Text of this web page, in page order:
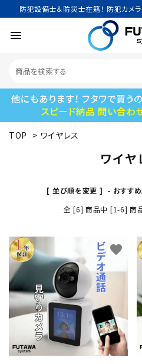
防犯設備士＆防災士在籍！ 防犯カメ
menu
ACCOUNT MENU
ようこそ ゲスト 様
カテゴリーから探す
目的・設置場所から選ぶ
ギフト対応品
お知らせ
TOP > ワイヤレス
ワイヤ
[ 並び順を変更 ] - おすす
全 [6] 商品中 [1-6] 商
favorite